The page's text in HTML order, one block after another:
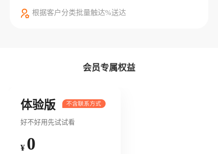
根据客户分类批量触达%送达
会员专属权益
体验版
好不好用先试试看
¥ 0